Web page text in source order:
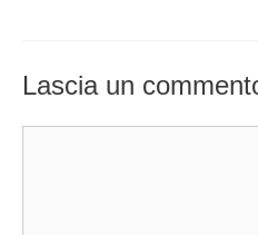
Lascia un